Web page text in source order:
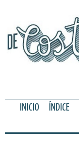
INICIO ÍNDICE